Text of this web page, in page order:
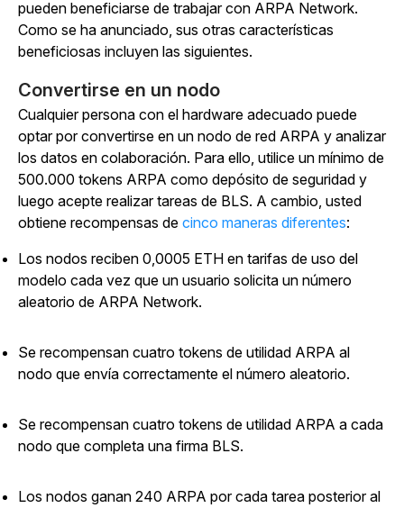
pueden beneficiarse de trabajar con ARPA Network.
Como se ha anunciado, sus otras características
beneficiosas incluyen las siguientes.
Convertirse en un nodo
Cualquier persona con el hardware adecuado puede
optar por convertirse en un nodo de red ARPA y analizar
los datos en colaboración. Para ello, utilice un mínimo de
500.000 tokens ARPA como depósito de seguridad y
luego acepte realizar tareas de BLS. A cambio, usted
obtiene recompensas de cinco maneras diferentes:
Los nodos reciben 0,0005 ETH en tarifas de uso del
modelo cada vez que un usuario solicita un número
aleatorio de ARPA Network.
Se recompensan cuatro tokens de utilidad ARPA al
nodo que envía correctamente el número aleatorio.
Se recompensan cuatro tokens de utilidad ARPA a cada
nodo que completa una firma BLS.
Los nodos ganan 240 ARPA por cada tarea posterior al